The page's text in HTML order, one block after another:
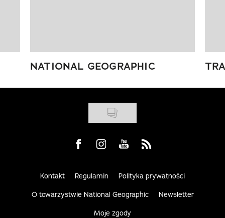
NATIONAL GEOGRAPHIC
Visit us on Facebook
Visit us on Instagram
Visit us on Youtube
Visit us on Rss
Kontakt Regulamin Polityka prywatności
O towarzystwie National Geographic Newsletter
Moje zgody